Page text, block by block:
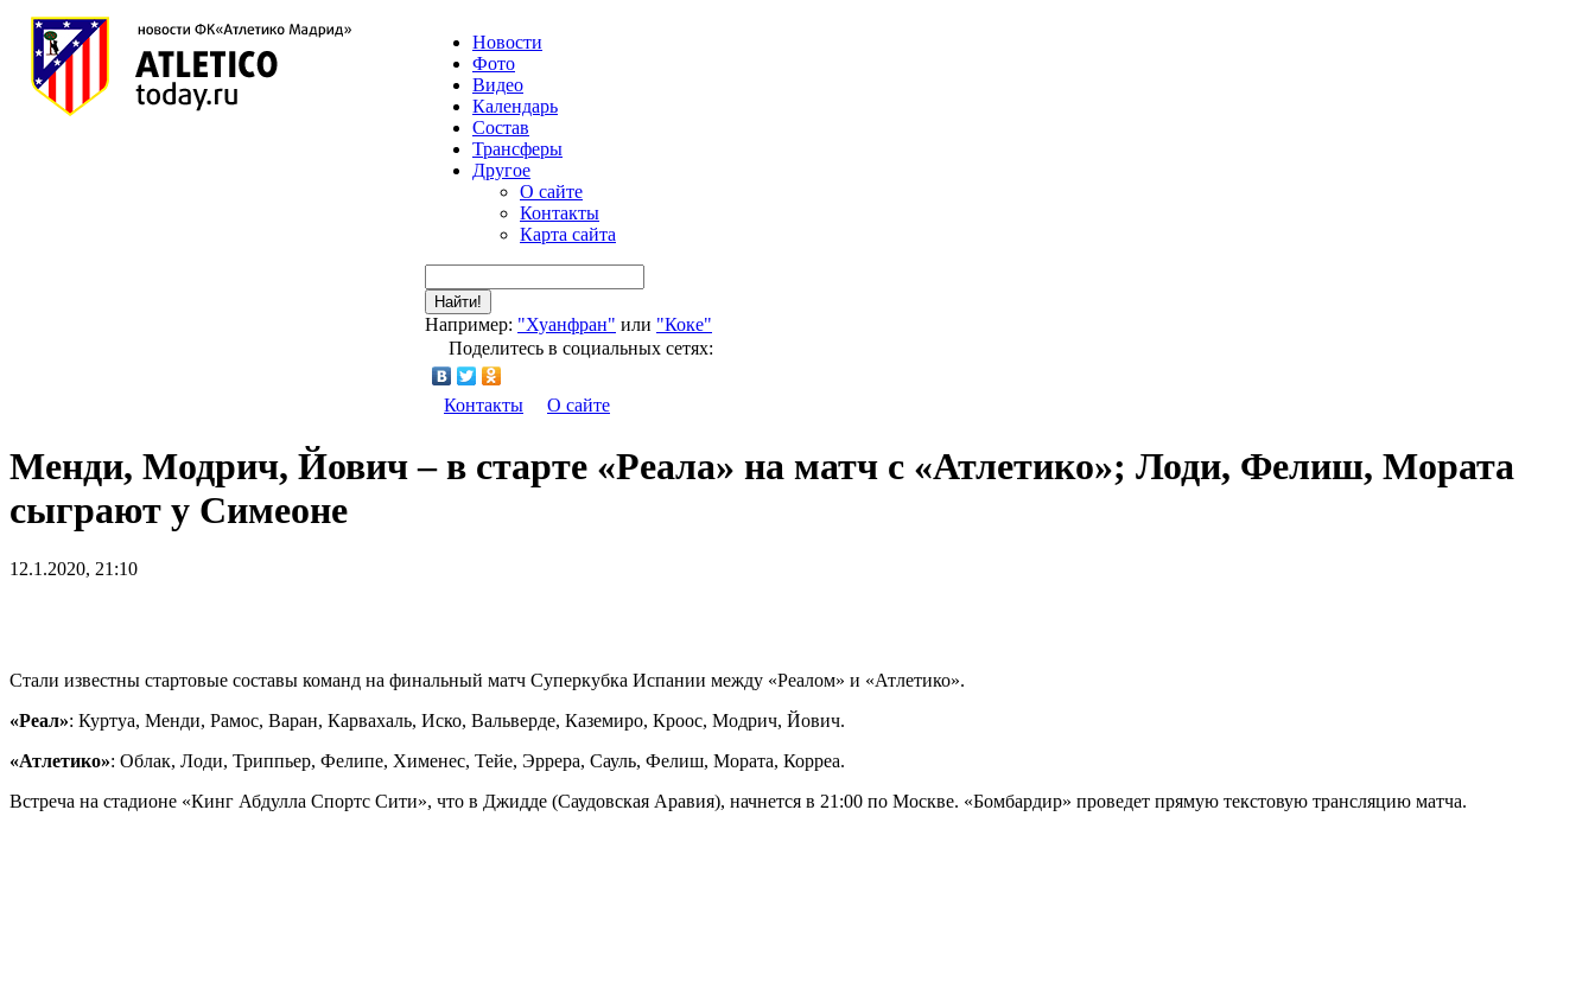
Новости
Фото
Видео
Календарь
Состав
Трансферы
Другое
О сайте
Контакты
Карта сайта
Найти!
Например: "Хуанфран" или "Коке"
Поделитесь в социальных сетях:
Контакты О сайте
Менди, Модрич, Йович – в старте «Реала» на матч с «Атлетико»; Лоди, Фелиш, Мората
сыграют у Симеоне
12.1.2020, 21:10
Стали известны стартовые составы команд на финальный матч Суперкубка Испании между «Реалом» и «Атлетико».
«Реал»: Куртуа, Менди, Рамос, Варан, Карвахаль, Иско, Вальверде, Каземиро, Кроос, Модрич, Йович.
«Атлетико»: Облак, Лоди, Триппьер, Фелипе, Хименес, Тейе, Эррера, Сауль, Фелиш, Мората, Корреа.
Встреча на стадионе «Кинг Абдулла Спортс Сити», что в Джидде (Саудовская Аравия), начнется в 21:00 по Москве. «Бомбардир» проведет прямую текстовую трансляцию матча.